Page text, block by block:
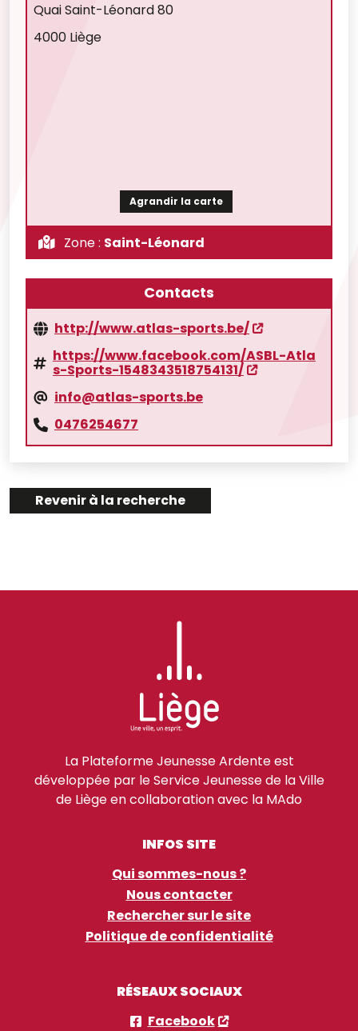
Quai Saint-Léonard 80
4000 Liège
Agrandir la carte
Zone : Saint-Léonard
Contacts
http://www.atlas-sports.be/
https://www.facebook.com/ASBL-Atla
s-Sports-1548343518754131/
info@atlas-sports.be
0476254677
Revenir à la recherche
La Plateforme Jeunesse Ardente est
développée par le Service Jeunesse de la Ville
de Liège en collaboration avec la MAdo
INFOS SITE
Qui sommes-nous ?
Nous contacter
Rechercher sur le site
Politique de confidentialité
RÉSEAUX SOCIAUX
Facebook